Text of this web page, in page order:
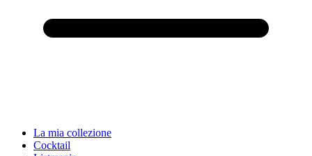
La mia collezione
Cocktail